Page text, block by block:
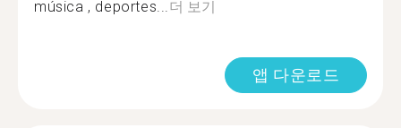
música , deportes...더 보기
앱 다운로드